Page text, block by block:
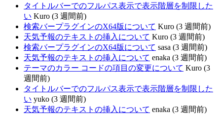
タイトルバーでのフルパス表示で表示階層を制限した
い Kuro (3 週間前)
検索バープラグインのX64版について Kuro (3 週間前)
天気予報のテキストの挿入について Kuro (3 週間前)
検索バープラグインのX64版について sasa (3 週間前)
天気予報のテキストの挿入について enaka (3 週間前)
テーマのカラー コードの項目の変更について Kuro (3
週間前)
タイトルバーでのフルパス表示で表示階層を制限した
い yuko (3 週間前)
天気予報のテキストの挿入について enaka (3 週間前)